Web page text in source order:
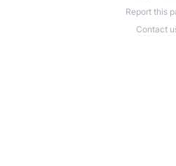
Report this
Contact